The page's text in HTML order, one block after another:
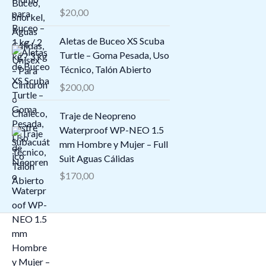
e
$
8
3
a
s
8
s
:
d
e
d
e
$
1
5
$20,00
Aletas de Buceo XS Scuba
Turtle – Goma Pesada, Uso
Técnico, Talón Abierto
$200,00
Traje de Neopreno
Waterproof WP-NEO 1.5
mm Hombre y Mujer – Full
Suit Aguas Cálidas
$170,00